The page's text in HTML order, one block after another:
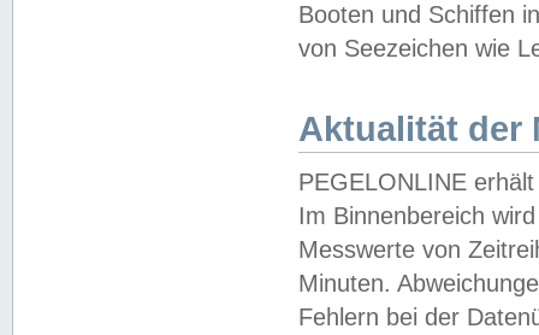
Booten und Schiffen
von Seezeichen wie
Aktualität der
PEGELONLINE
Im Binnenbereich
Messwerte von
Minuten.
Fehlern bei der